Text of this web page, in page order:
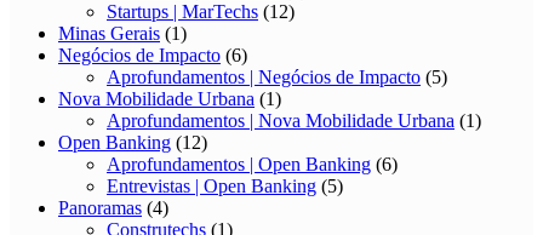
Startups | MarTechs (12)
Minas Gerais (1)
Negócios de Impacto (6)
Aprofundamentos | Negócios de Impacto (5)
Nova Mobilidade Urbana (1)
Aprofundamentos | Nova Mobilidade Urbana (1)
Open Banking (12)
Aprofundamentos | Open Banking (6)
Entrevistas | Open Banking (5)
Panoramas (4)
Construtechs (1)